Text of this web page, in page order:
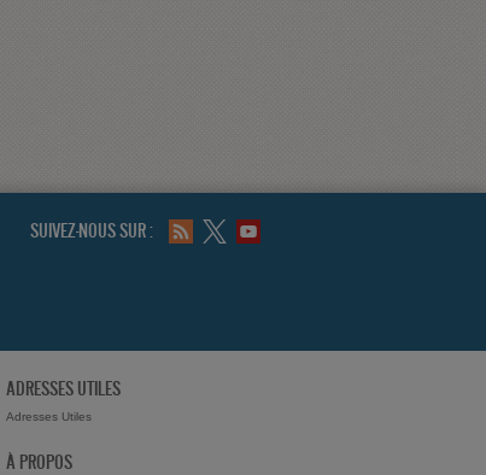
SUIVEZ-NOUS SUR :
ADRESSES UTILES
Adresses Utiles
À PROPOS